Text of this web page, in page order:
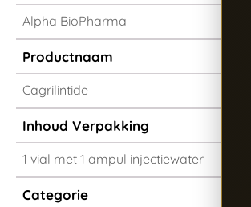
Alpha BioPharma
Productnaam
Cagrilintide
Inhoud Verpakking
1 vial met 1 ampul injectiewater
Categorie